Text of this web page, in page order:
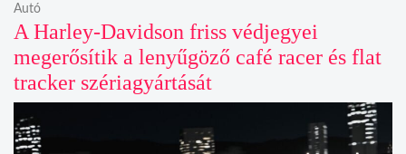
A Harley-Davidson friss védjegyei
megerősítik a lenyűgöző café racer és flat
tracker szériagyártását
Autó